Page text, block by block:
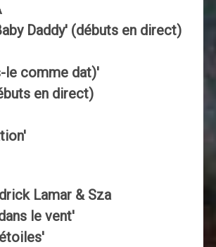
Daddy' (débuts en direct)
le comme dat)'
en direct)
Lamar & Sza
le vent'